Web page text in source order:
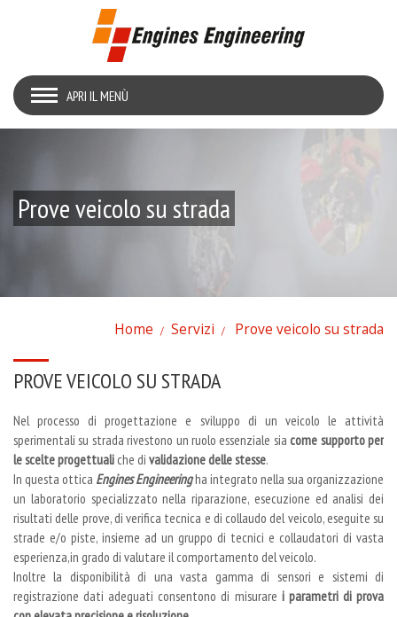
APRI IL MENÙ
Prove veicolo su strada
Home Servizi Prove veicolo su strada
PROVE VEICOLO SU STRADA
Nel processo di progettazione e sviluppo di un veicolo le attività
sperimentali su strada rivestono un ruolo essenziale sia come supporto per
le scelte progettuali che di validazione delle stesse.
In questa ottica Engines Engineeringha integrato nella sua organizzazione
un laboratorio specializzato nella riparazione, esecuzione ed analisi dei
risultati delle prove, di verifica tecnica e di collaudo del veicolo, eseguite su
strade e/o piste, insieme ad un gruppo di tecnici e collaudatori di vasta
esperienza,in grado di valutare il comportamento del veicolo.
Inoltre la disponibilità di una vasta gamma di sensori e sistemi di
registrazione dati adeguati consentono di misurare i parametri di prova